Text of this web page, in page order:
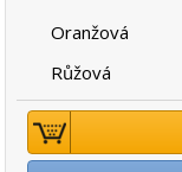
Oranžová
Růžová